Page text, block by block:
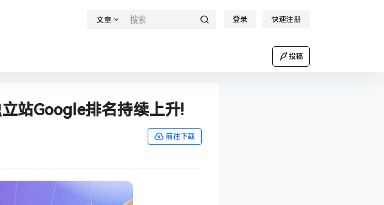
文章 登录 快速注册
投稿
站Google排名持续上升!
前往下载